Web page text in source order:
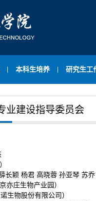
本科生培养 研究生工
业建设指导委员会
长颖 杨君 高晓蓉 孙亚琴 苏
亦庄生物产业园）
物股份有限公司）